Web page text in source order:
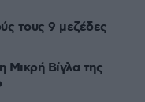
τους 9 μεζέδες
Μικρή Βίγλα της